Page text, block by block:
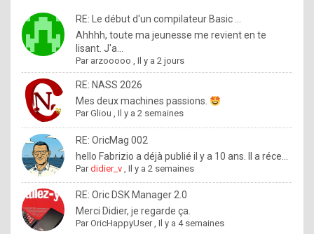
m
a
d
b
y
o
l
e
x
RE: Le début d'un compilateur Basic ...
Ahhhh, toute ma jeunesse me revient en te
lisant. J'a...
Par arzooooo ,Il y a 2 jours
RE: NASS 2026
Mes deux machines passions.
ParGliou ,Il y a 2 semaines
RE: OricMag 002
hello Fabrizio a déjà publié il y a 10 ans. Il a réce...
Pardidier_v ,Il y a 2 semaines
RE: Oric DSK Manager 2.0
Merci Didier, je regarde ça.
ParOricHappyUser,Il y a 4 semaines